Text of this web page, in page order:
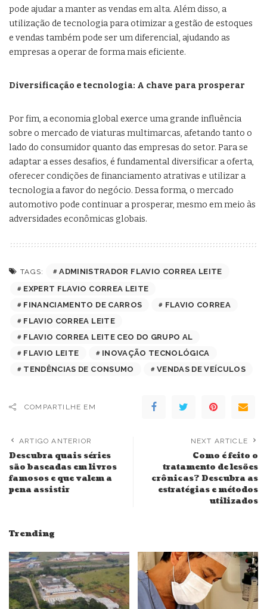
pode ajudar a manter as vendas em alta. Além disso, a
utilização de tecnologia para otimizar a gestão de estoques
e vendas também pode ser um diferencial, ajudando as
empresas a operar de forma mais eficiente.
Diversificação e tecnologia: A chave para prosperar
Por fim, a economia global exerce uma grande influência
sobre o mercado de viaturas multimarcas, afetando tanto o
lado do consumidor quanto das empresas do setor. Para se
adaptar a esses desafios, é fundamental diversificar a oferta,
oferecer condições de financiamento atrativas e utilizar a
tecnologia a favor do negócio. Dessa forma, o mercado
automotivo pode continuar a prosperar, mesmo em meio às
adversidades econômicas globais.
TAGS:
ADMINISTRADOR FLAVIO CORREA LEITE
EXPERT FLAVIO CORREA LEITE
FINANCIAMENTO DE CARROS
FLAVIO CORREA
FLAVIO CORREA LEITE
FLAVIO CORREA LEITE CEO DO GRUPO AL
FLAVIO LEITE
INOVAÇÃO TECNOLÓGICA
TENDÊNCIAS DE CONSUMO
VENDAS DE VEÍCULOS
COMPARTILHE EM
ARTIGO ANTERIOR
Descubra quais séries
são baseadas em livros
famosos e que valem a
pena assistir
NEXT ARTICLE
Como é feito o
tratamento de lesões
crônicas? Descubra as
estratégias e métodos
utilizados
Trending